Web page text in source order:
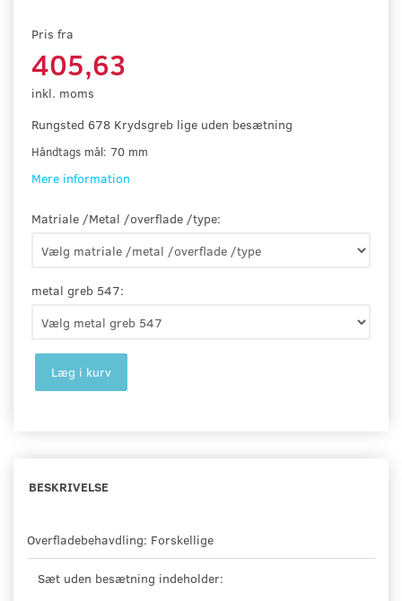
Pris fra
405,63
inkl. moms
Rungsted 678 Krydsgreb lige uden besætning
Håndtags mål: 70 mm
Mere information
Matriale /Metal /overflade /type:
metal greb 547:
Læg i kurv
BESKRIVELSE
Overfladebehavdling: Forskellige
Sæt uden besætning indeholder: